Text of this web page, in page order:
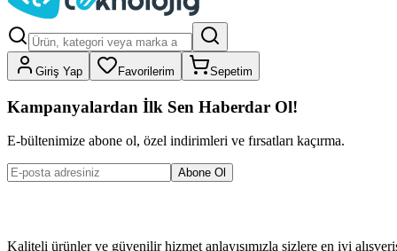
Giriş Yap Favorilerim Sepetim
Kampanyalardan İlk Sen Haberdar Ol!
E-bültenimize abone ol, özel indirimleri ve fırsatları kaçırma.
Abone Ol
Kaliteli ürünler ve güvenilir hizmet anlayışımızla sizlere en iyi